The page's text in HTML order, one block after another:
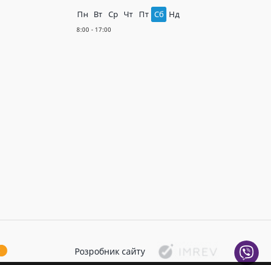
Пн Вт Ср Чт Пт Сб Нд
Розробник сайту